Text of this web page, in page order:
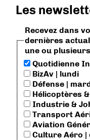
Les
Recevez dans
dernières
une ou
Quotidienne
BizAv | lundi
Défense |
Hélicoptères
Industrie &
Transport
Aviation
Culture Aéro |